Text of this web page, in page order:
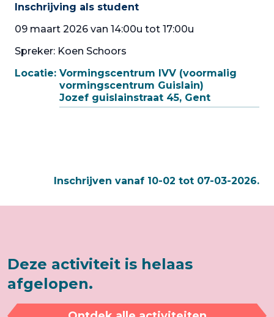
Inschrijving als student
09 maart 2026 van 14:00u tot 17:00u
Spreker: Koen Schoors
Locatie: Vormingscentrum IVV (voormalig
vormingscentrum Guislain)
Jozef guislainstraat 45, Gent
Inschrijven vanaf 10-02 tot 07-03-2026.
Deze activiteit is helaas
afgelopen.